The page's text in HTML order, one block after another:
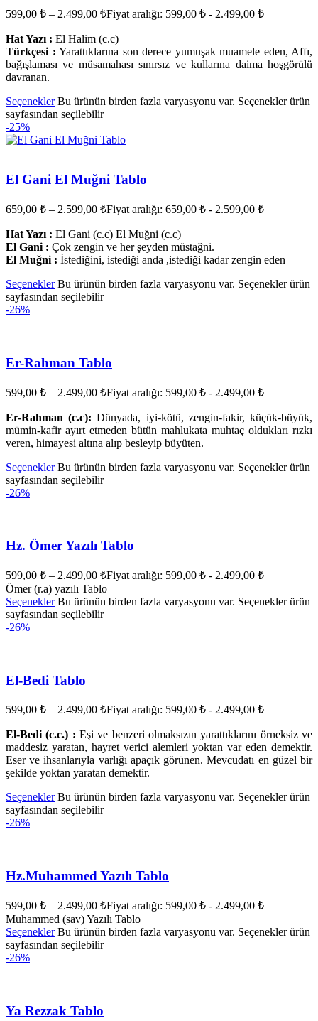
599,00 ₺ – 2.499,00 ₺Fiyat aralığı: 599,00 ₺ - 2.499,00 ₺
Hat Yazı : El Halim (c.c)
Türkçesi : Yarattıklarına son derece yumuşak muamele eden, Affı,
bağışlaması ve müsamahası sınırsız ve kullarına daima hoşgörülü
davranan.
Seçenekler Bu ürünün birden fazla varyasyonu var. Seçenekler ürün
sayfasından seçilebilir
-25%
El Gani El Muğni Tablo
659,00 ₺ – 2.599,00 ₺Fiyat aralığı: 659,00 ₺ - 2.599,00 ₺
Hat Yazı : El Gani (c.c) El Muğni (c.c)
El Gani : Çok zengin ve her şeyden müstağni.
El Muğni : İstediğini, istediği anda ,istediği kadar zengin eden
Seçenekler Bu ürünün birden fazla varyasyonu var. Seçenekler ürün
sayfasından seçilebilir
-26%
Er-Rahman Tablo
599,00 ₺ – 2.499,00 ₺Fiyat aralığı: 599,00 ₺ - 2.499,00 ₺
Er-Rahman (c.c):Dünyada, iyi-kötü, zengin-fakir, küçük-büyük,
mümin-kafir ayırt etmeden bütün mahlukata muhtaç oldukları rızkı
veren, himayesi altına alıp besleyip büyüten.
Seçenekler Bu ürünün birden fazla varyasyonu var. Seçenekler ürün
sayfasından seçilebilir
-26%
Hz. Ömer Yazılı Tablo
599,00 ₺ – 2.499,00 ₺Fiyat aralığı: 599,00 ₺ - 2.499,00 ₺
Ömer (r.a) yazılı Tablo
Seçenekler Bu ürünün birden fazla varyasyonu var. Seçenekler ürün
sayfasından seçilebilir
-26%
El-Bedi Tablo
599,00 ₺ – 2.499,00 ₺Fiyat aralığı: 599,00 ₺ - 2.499,00 ₺
El-Bedi (c.c.) : Eşi ve benzeri olmaksızın yarattıklarını örneksiz ve
maddesiz yaratan, hayret verici alemleri yoktan var eden demektir.
Eser ve ihsanlarıyla varlığı apaçık görünen. Mevcudatı en güzel bir
şekilde yoktan yaratan demektir.
Seçenekler Bu ürünün birden fazla varyasyonu var. Seçenekler ürün
sayfasından seçilebilir
-26%
Hz.Muhammed Yazılı Tablo
599,00 ₺ – 2.499,00 ₺Fiyat aralığı: 599,00 ₺ - 2.499,00 ₺
Muhammed (sav) Yazılı Tablo
Seçenekler Bu ürünün birden fazla varyasyonu var. Seçenekler ürün
sayfasından seçilebilir
-26%
Ya Rezzak Tablo